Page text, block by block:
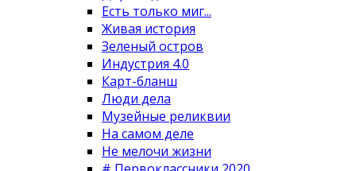
Есть только миг...
Живая история
Зеленый остров
Индустрия 4.0
Карт-бланш
Люди дела
Музейные реликвии
На самом деле
Не мелочи жизни